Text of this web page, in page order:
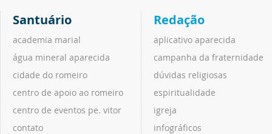
Santuário
academia marial
água mineral aparecida
cidade do romeiro
centro de apoio ao romeiro
centro de eventos pe. vitor
contato
Redação
aplicativo aparecida
campanha da fraternidade
dúvidas religiosas
espiritualidade
igreja
infográficos